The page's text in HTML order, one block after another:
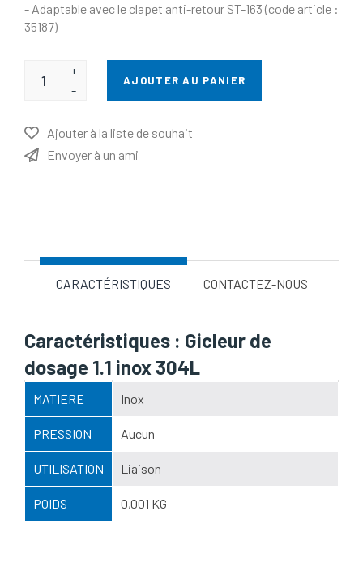
- Adaptable avec le clapet anti-retour ST-163 (code article :
35187)
+
-
AJOUTER AU PANIER
Ajouter à la liste de souhait
Envoyer à un ami
CARACTÉRISTIQUES CONTACTEZ-NOUS
Caractéristiques : Gicleur de
dosage 1.1 inox 304L
MATIERE Inox
PRESSION Aucun
UTILISATION Liaison
POIDS 0,001 KG